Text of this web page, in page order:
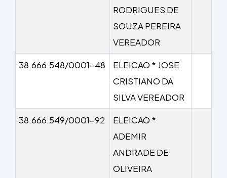
RODRIGUES DE
SOUZA PEREIRA
VEREADOR
38.666.548/0001-48
ELEICAO * JOSE
CRISTIANO DA
SILVA VEREADOR
38.666.549/0001-92
ELEICAO *
ADEMIR
ANDRADE DE
OLIVEIRA